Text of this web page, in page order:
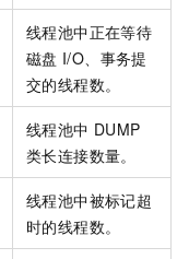
线程池中正在等待
磁盘 I/O、事务提
交的线程数。
线程池中 DUMP
类长连接数量。
线程池中被标记超
时的线程数。